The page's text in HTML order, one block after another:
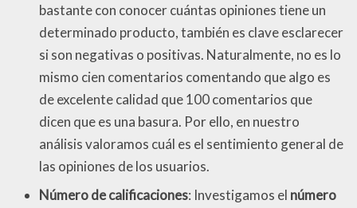
bastante con conocer cuántas opiniones tiene un
determinado producto, también es clave esclarecer
si son negativas o positivas. Naturalmente, no es lo
mismo cien comentarios comentando que algo es
de excelente calidad que 100 comentarios que
dicen que es una basura. Por ello, en nuestro
análisis valoramos cuál es el sentimiento general de
las opiniones de los usuarios.
Número de calificaciones: Investigamos el número